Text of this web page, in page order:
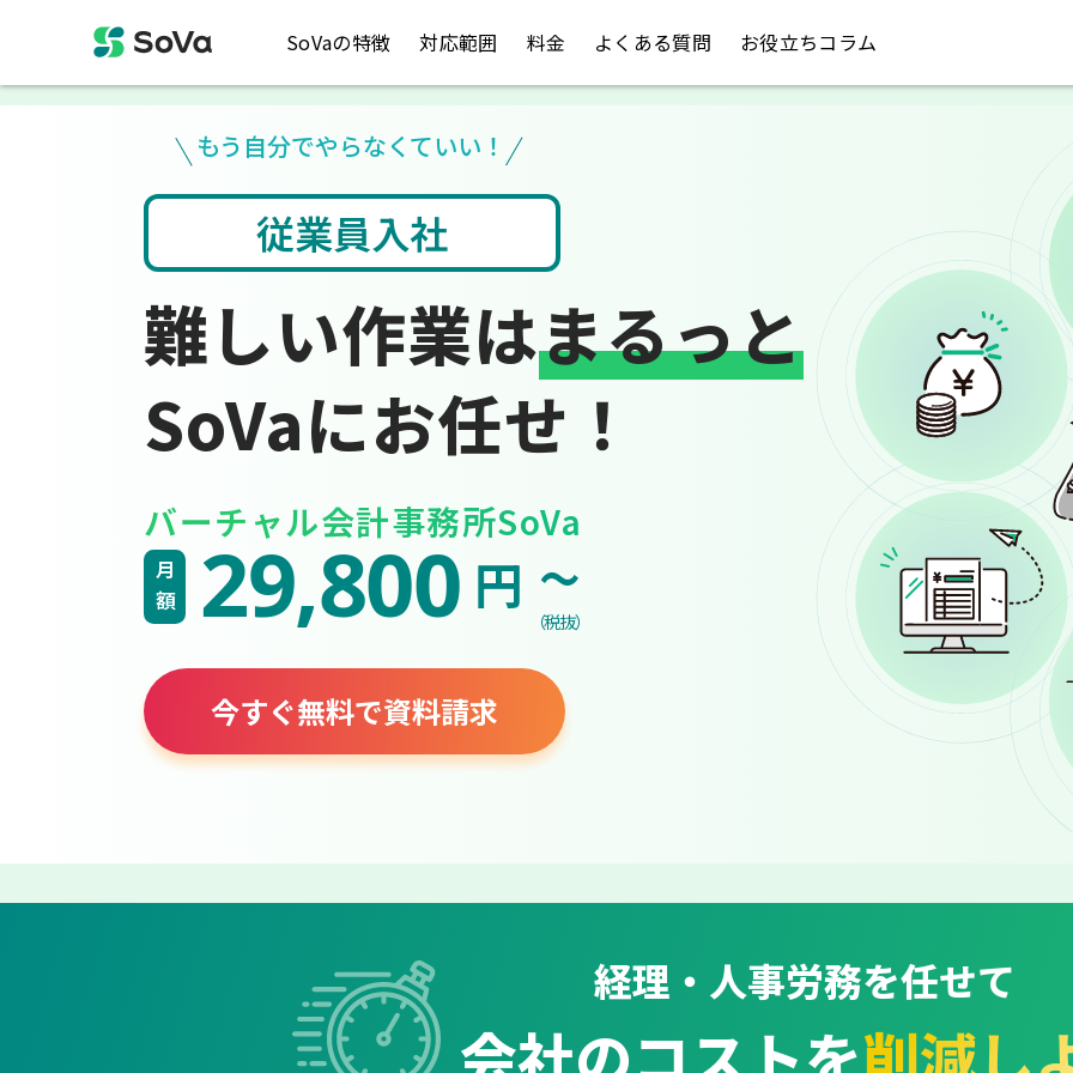
SoVaの特徴 対応範囲 料金 よくある質問 お役立ちコラム
もう自分でやらなくていい！
税金のお悩み 請求書や領収書
難しい作業はまるっと
SoVaにお任せ！
バーチャル会計事務所SoVa
月額 29,800 円 ~
（税抜）
今すぐ無料で資料請求
経理・人事労務を任せて
会社のコストを削減し